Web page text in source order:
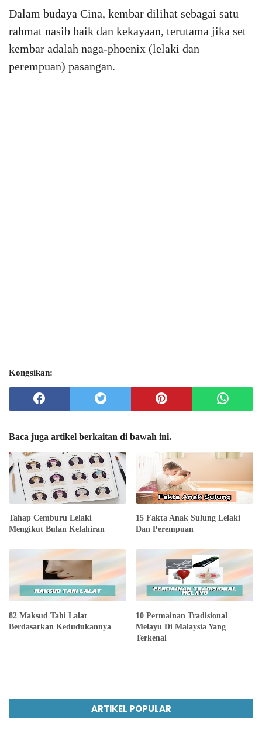
Dalam budaya Cina, kembar dilihat sebagai satu
rahmat nasib baik dan kekayaan, terutama jika set
kembar adalah naga-phoenix (lelaki dan
perempuan) pasangan.
Kongsikan:
Baca juga artikel berkaitan di bawah ini.
Tahap Cemburu Lelaki
Mengikut Bulan Kelahiran
15 Fakta Anak Sulung Lelaki
Dan Perempuan
82 Maksud Tahi Lalat
Berdasarkan Kedudukannya
10 Permainan Tradisional
Melayu Di Malaysia Yang
Terkenal
ARTIKEL POPULAR